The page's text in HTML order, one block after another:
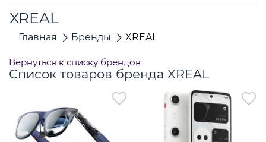
XREAL
Главная Бренды XREAL
Вернуться к списку брендов
Список товаров бренда XREAL